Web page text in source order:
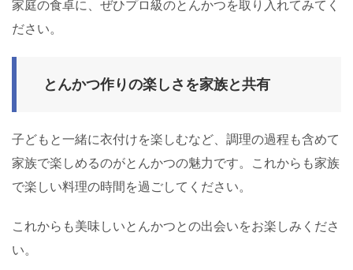
家庭の食卓に、ぜひプロ級のとんかつを取り入れてみてく
ださい。
とんかつ作りの楽しさを家族と共有
子どもと一緒に衣付けを楽しむなど、調理の過程も含めて
家族で楽しめるのがとんかつの魅力です。これからも家族
で楽しい料理の時間を過ごしてください。
これからも美味しいとんかつとの出会いをお楽しみくださ
い。